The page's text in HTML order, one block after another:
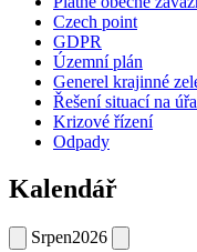
Czech point
GDPR
Územní plán
Generel krajinné
Řešení situací na
Krizové řízení
Odpady
Kalendář
Srpen2026